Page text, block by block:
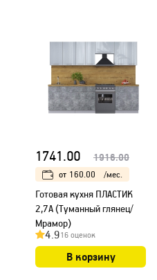
1741.00 1916.00
от 160.00 /мес.
Готовая кухня ПЛАСТИК
2,7А (Туманный глянец/
Мрамор)
4.916 оценок
В корзину